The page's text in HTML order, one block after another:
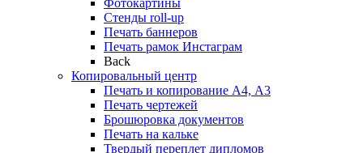
Стенды roll-up
Печать баннеров
Печать рамок Инстаграм
Back
Копировальный центр
Печать и копирование А4, А3
Печать чертежей
Брошюровка документов
Печать на кальке
Твердый переплет дипломов